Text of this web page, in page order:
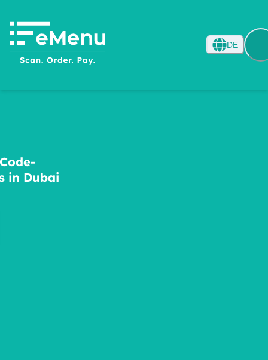
DE
in Dubai